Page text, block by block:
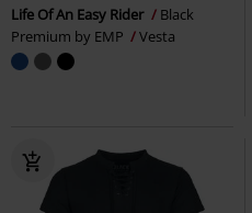
Life Of An Easy Rider
Black
Premium by EMP
Vesta